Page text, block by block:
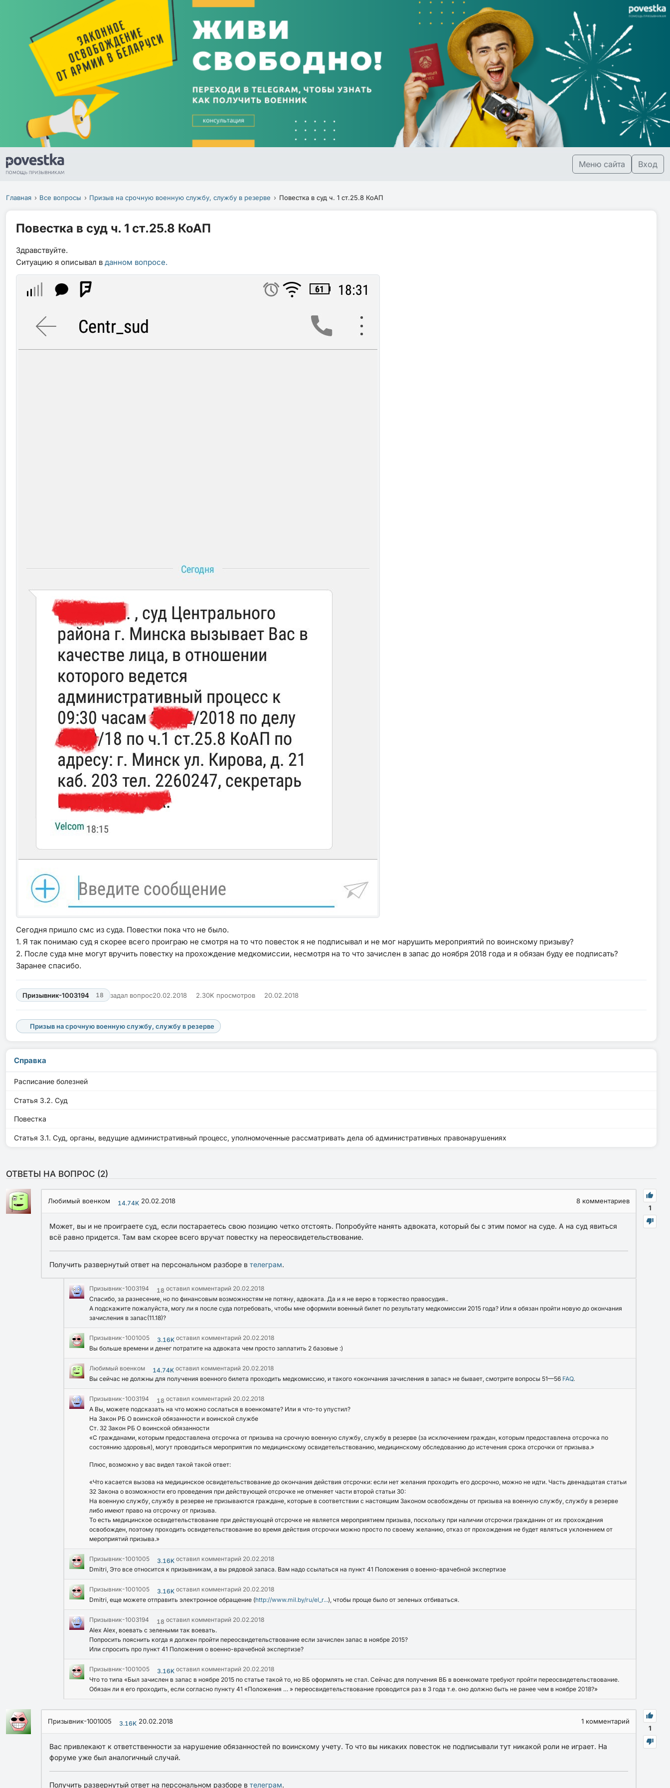
Меню сайта Вход
Главная Все вопросы Призыв на срочную военную службу, службу в резерве Повестка в суд ч. 1 ст.25.8 КоАП
Повестка в суд ч. 1 ст.25.8 КоАП
Здравствуйте.
Ситуацию я описывал в данном вопросе.
Сегодня пришло смс из суда. Повестки пока что не было.
1. Я так понимаю суд я скорее всего проиграю не смотря на то что повесток я не подписывал и не мог нарушить мероприятий по воинскому призыву?
2. После суда мне могут вручить повестку на прохождение медкомиссии, несмотря на то что зачислен в запас до ноября 2018 года и я обязан буду ее подписать?
Заранее спасибо.
Призывник-1003194 18 задал вопрос20.02.2018 2.30K просмотров 20.02.2018
Призыв на срочную военную службу, службу в резерве
Справка
Расписание болезней
Статья 3.2. Суд
Повестка
Статья 3.1. Суд, органы, ведущие административный процесс, уполномоченные рассматривать дела об административных правонарушениях
ОТВЕТЫ НА ВОПРОС (2)
1
Любимый военком 14.74K 20.02.2018 8 комментариев
Может, вы и не проиграете суд, если постараетесь свою позицию четко отстоять. Попробуйте нанять адвоката, который бы с этим помог на суде. А на суд явиться
всё равно придется. Там вам скорее всего вручат повестку на переосвидетельствование.
Получить развернутый ответ на персональном разборе в телеграм.
Призывник-1003194 18 оставил комментарий 20.02.2018
Спасибо, за разнесение, но по финансовым возможностям не потяну, адвоката. Да и я не верю в торжество правосудия..
А подскажите пожалуйста, могу ли я после суда потребовать, чтобы мне оформили военный билет по результату медкомиссии 2015 года? Или я обязан пройти новую до окончания
зачисления в запас(11.18)?
Призывник-1001005 3.16K оставил комментарий 20.02.2018
Вы больше времени и денег потратите на адвоката чем просто заплатить 2 базовые :)
Любимый военком 14.74K оставил комментарий 20.02.2018
Вы сейчас не должны для получения военного билета проходить медкомиссию, и такого «окончания зачисления в запас» не бывает, смотрите вопросы 51—56 FAQ.
Призывник-1003194 18 оставил комментарий 20.02.2018
А Вы, можете подсказать на что можно сослаться в военкомате? Или я что-то упустил?
На Закон РБ О воинской обязанности и воинской службе
Ст. 32 Закон РБ О воинской обязанности
«С гражданами, которым предоставлена отсрочка от призыва на срочную военную службу, службу в резерве (за исключением граждан, которым предоставлена отсрочка по
состоянию здоровья), могут проводиться мероприятия по медицинскому освидетельствованию, медицинскому обследованию до истечения срока отсрочки от призыва.»
Плюс, возможно у вас видел такой такой ответ:
«Что касается вызова на медицинское освидетельствование до окончания действия отсрочки: если нет желания проходить его досрочно, можно не идти. Часть двенадцатая статьи
32 Закона о возможности его проведения при действующей отсрочке не отменяет части второй статьи 30:
На военную службу, службу в резерве не призываются граждане, которые в соответствии с настоящим Законом освобождены от призыва на военную службу, службу в резерве
либо имеют право на отсрочку от призыва.
То есть медицинское освидетельствование при действующей отсрочке не является мероприятием призыва, поскольку при наличии отсрочки гражданин от их прохождения
освобожден, поэтому проходить освидетельствование во время действия отсрочки можно просто по своему желанию, отказ от прохождения не будет являться уклонением от
мероприятий призыва.»
Призывник-1001005 3.16K оставил комментарий 20.02.2018
Dmitri, Это все относится к призывникам, а вы рядовой запаса. Вам надо ссылаться на пункт 41 Положения о военно-врачебной экспертизе
Призывник-1001005 3.16K оставил комментарий 20.02.2018
Dmitri, еще можете отправить электронное обращение (http://www.mil.by/ru/el_r...), чтобы проще было от зеленых отбиваться.
Призывник-1003194 18 оставил комментарий 20.02.2018
Alex Alex, воевать с зелеными так воевать.
Попросить пояснить когда я должен пройти переосвидетельствование если зачислен запас в ноябре 2015?
Или спросить про пункт 41 Положения о военно-врачебной экспертизе?
Призывник-1001005 3.16K оставил комментарий 20.02.2018
Что то типа «Был зачислен в запас в ноябре 2015 по статье такой то, но ВБ оформлять не стал. Сейчас для получения ВБ в военкомате требуют пройти переосвидетельствование.
Обязан ли я его проходить, если согласно пункту 41 «Положения … » переосвидетельствование проводится раз в 3 года т.е. оно должно быть не ранее чем в ноябре 2018?»
1
Призывник-1001005 3.16K 20.02.2018 1 комментарий
Вас привлекают к ответственности за нарушение обязанностей по воинскому учету. То что вы никаких повесток не подписывали тут никакой роли не играет. На
форуме уже был аналогичный случай.
Получить развернутый ответ на персональном разборе в телеграм.